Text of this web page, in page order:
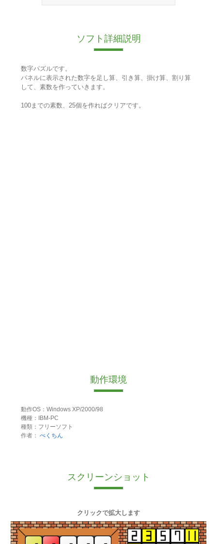
ソフト詳細説明
数字パズルです。
パネルに表示された数字を足し算、引き算、掛け算、割り算
して、素数を作っていきます。
100までの素数、25個を作ればクリアです。
動作環境
動作OS：Windows XP/2000/98
機種：IBM-PC
種類：フリーソフト
作者： ぺくちん
スクリーンショット
クリックで拡大します